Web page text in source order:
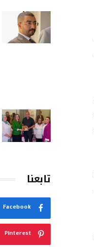
تابعنا
Facebook
Pinterest